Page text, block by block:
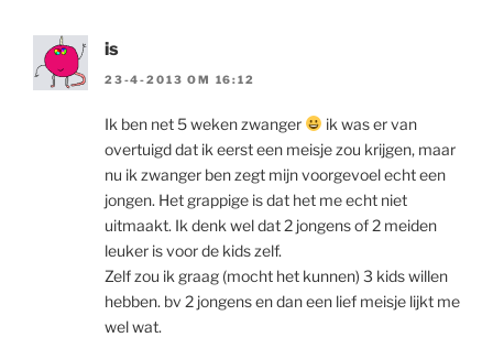
is
23-4-2013 OM 16:12
Ik ben net 5 weken zwanger
ik was er van
overtuigd dat ik eerst een meisje zou krijgen, maar
nu ik zwanger ben zegt mijn voorgevoel echt een
jongen. Het grappige is dat het me echt niet
uitmaakt. Ik denk wel dat 2 jongens of 2 meiden
leuker is voor de kids zelf.
Zelf zou ik graag (mocht het kunnen) 3 kids willen
hebben. bv 2 jongens en dan een lief meisje lijkt me
wel wat.